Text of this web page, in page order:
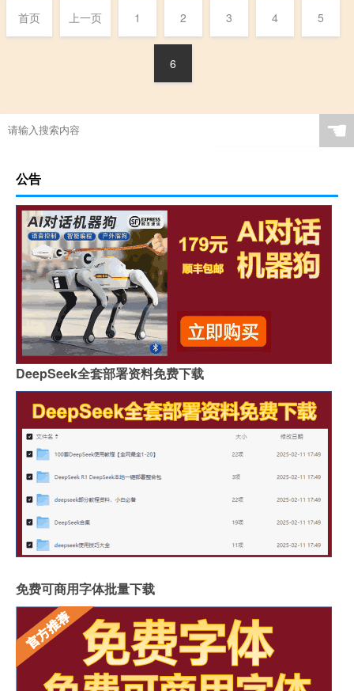
首页 上一页 1 2 3 4 5
6
☚
公告
DeepSeek全套部署资料免费下载
免费可商用字体批量下载